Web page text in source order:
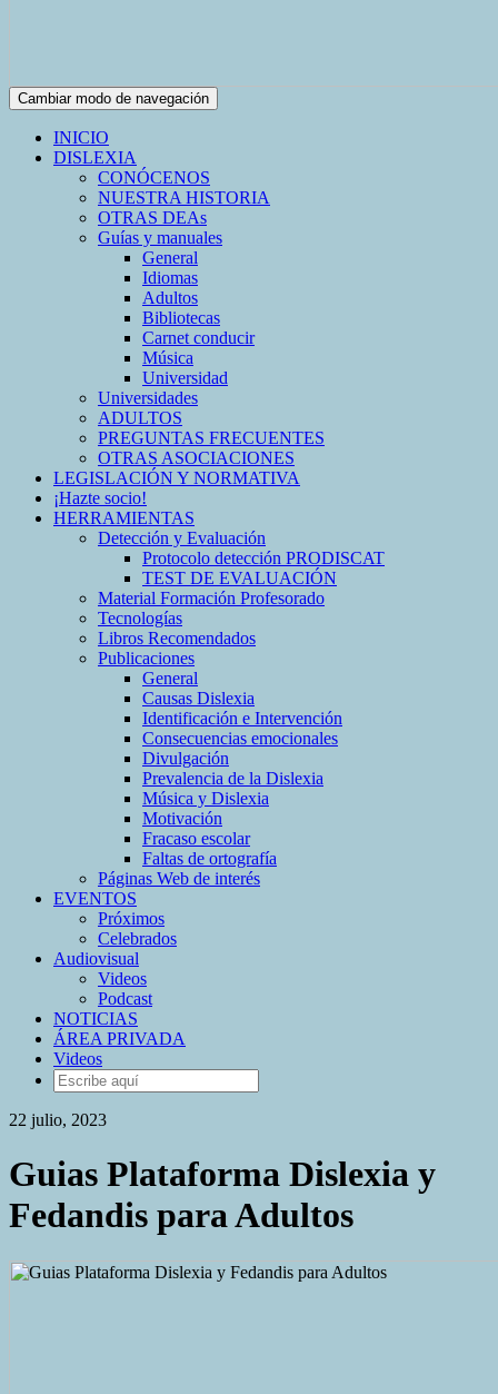
Cambiar modo de navegación
INICIO
DISLEXIA
CONÓCENOS
NUESTRA HISTORIA
OTRAS DEAs
Guías y manuales
General
Idiomas
Adultos
Bibliotecas
Carnet conducir
Música
Universidad
Universidades
ADULTOS
PREGUNTAS FRECUENTES
OTRAS ASOCIACIONES
LEGISLACIÓN Y NORMATIVA
¡Hazte socio!
HERRAMIENTAS
Detección y Evaluación
Protocolo detección PRODISCAT
TEST DE EVALUACIÓN
Material Formación Profesorado
Tecnologías
Libros Recomendados
Publicaciones
General
Causas Dislexia
Identificación e Intervención
Consecuencias emocionales
Divulgación
Prevalencia de la Dislexia
Música y Dislexia
Motivación
Fracaso escolar
Faltas de ortografía
Páginas Web de interés
EVENTOS
Próximos
Celebrados
Audiovisual
Videos
Podcast
NOTICIAS
ÁREA PRIVADA
Videos
22 julio, 2023
Guias Plataforma Dislexia y
Fedandis para Adultos